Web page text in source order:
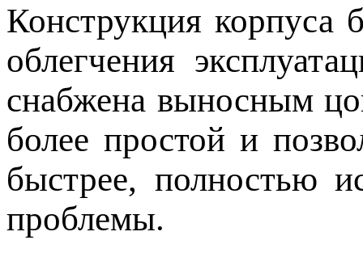
Конструкция корпуса
облегчения
снабжена выносным
более простой и
быстрее, полностью
проблемы.